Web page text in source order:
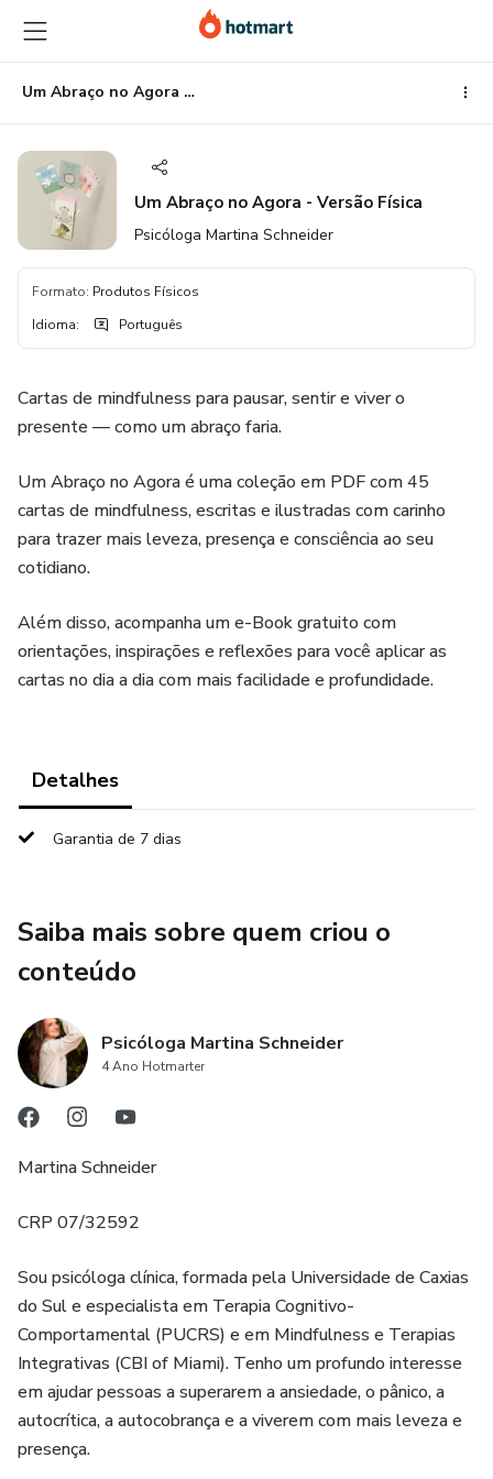
para
o
conteúdo
principal
para
o
pagamento
para
o
rodapé
Um Abraço no Agora - Versão Física
Um Abraço no Agora - Versão Física
Psicóloga Martina Schneider
Formato: Produtos Físicos
Idioma: Português
Cartas de mindfulness para pausar, sentir e viver o
presente — como um abraço faria.
Um Abraço no Agora é uma coleção em PDF com 45
cartas de mindfulness, escritas e ilustradas com carinho
para trazer mais leveza, presença e consciência ao seu
cotidiano.
Além disso, acompanha um e-Book gratuito com
orientações, inspirações e reflexões para você aplicar as
cartas no dia a dia com mais facilidade e profundidade.
Detalhes
Garantia de 7 dias
Saiba mais sobre quem criou o
conteúdo
Psicóloga Martina Schneider
4 Ano Hotmarter
Martina Schneider
CRP 07/32592
Sou psicóloga clínica, formada pela Universidade de Caxias
do Sul e especialista em Terapia Cognitivo-
Comportamental (PUCRS) e em Mindfulness e Terapias
Integrativas (CBI of Miami). Tenho um profundo interesse
em ajudar pessoas a superarem a ansiedade, o pânico, a
autocrítica, a autocobrança e a viverem com mais leveza e
presença.